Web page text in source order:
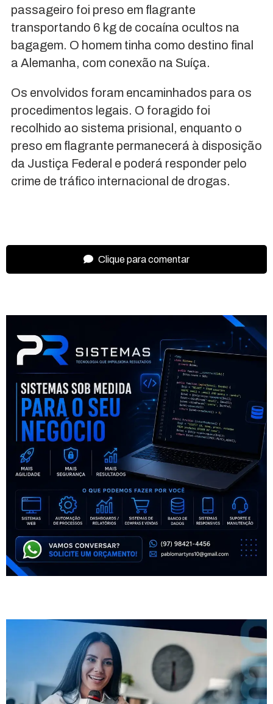
passageiro foi preso em flagrante
transportando 6 kg de cocaína ocultos na
bagagem. O homem tinha como destino final
a Alemanha, com conexão na Suíça.
Os envolvidos foram encaminhados para os
procedimentos legais. O foragido foi
recolhido ao sistema prisional, enquanto o
preso em flagrante permanecerá à disposição
da Justiça Federal e poderá responder pelo
crime de tráfico internacional de drogas.
Clique para comentar